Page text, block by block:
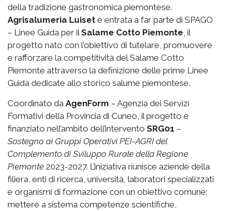
della tradizione gastronomica piemontese.
Agrisalumeria Luiset è entrata a far parte di SPAGO
– Linee Guida per il Salame Cotto Piemonte , il
progetto nato con l’obiettivo di tutelare, promuovere
e rafforzare la competitività del Salame Cotto
Piemonte attraverso la definizione delle prime Linee
Guida dedicate allo storico salume piemontese.
Coordinato da AgenForm – Agenzia dei Servizi
Formativi della Provincia di Cuneo, il progetto è
finanziato nell’ambito dell’intervento SRG01 –
Sostegno ai Gruppi Operativi PEI-AGRI del
Complemento di Sviluppo Rurale della Regione
Piemonte 2023-2027. L’iniziativa riunisce aziende della
filiera, enti di ricerca, università, laboratori specializzati
e organismi di formazione con un obiettivo comune:
mettere a sistema competenze scientifiche,